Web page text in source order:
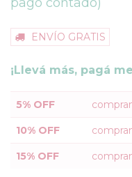
ENVÍO GRATIS
¡Llevá más, pagá
5% OFF
10% OFF
15% OFF